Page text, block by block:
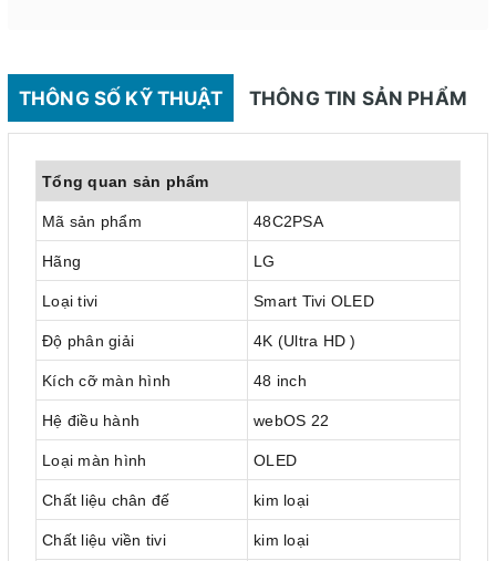
THÔNG SỐ KỸ THUẬT THÔNG TIN SẢN PHẨM
Tổng quan sản phẩm
Mã sản phẩm 48C2PSA
Hãng LG
Loại tivi Smart Tivi OLED
Độ phân giải 4K (Ultra HD )
Kích cỡ màn hình 48 inch
Hệ điều hành webOS 22
Loại màn hình OLED
Chất liệu chân đế kim loại
Chất liệu viền tivi kim loại